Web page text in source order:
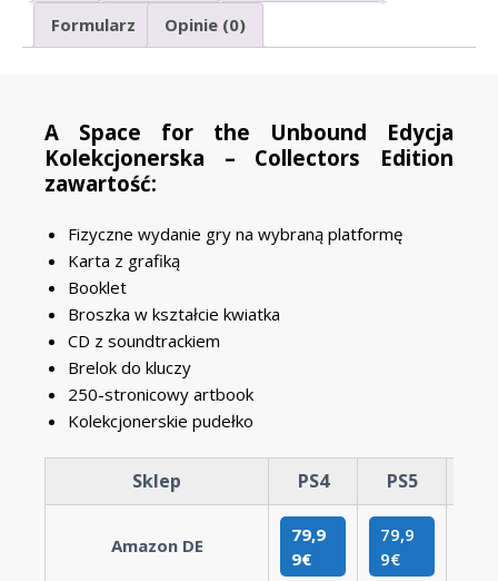
Formularz Opinie (0)
A Space for the Unbound Edycja
Kolekcjonerska – Collectors Edition
zawartość:
Fizyczne wydanie gry na wybraną platformę
Karta z grafiką
Booklet
Broszka w kształcie kwiatka
CD z soundtrackiem
Brelok do kluczy
250-stronicowy artbook
Kolekcjonerskie pudełko
Sklep PS4 PS5
Amazon DE
79,9
9€
79,9
9€